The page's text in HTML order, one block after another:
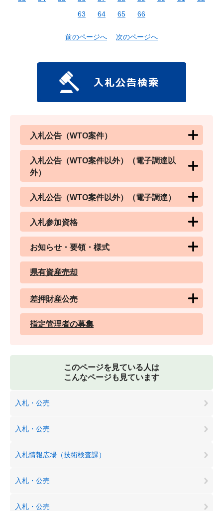
63
64 65 66
前のページへ 次のページへ
入札公告（WTO案件）
入札公告（WTO案件以外）（電子調達以
外）
入札公告（WTO案件以外）（電子調達）
入札参加資格
お知らせ・要領・様式
県有資産売却
差押財産公売
指定管理者の募集
このページを見ている人は
こんなページも見ています
入札・公売
入札・公売
入札情報広場（技術検査課）
入札・公売
入札・公売